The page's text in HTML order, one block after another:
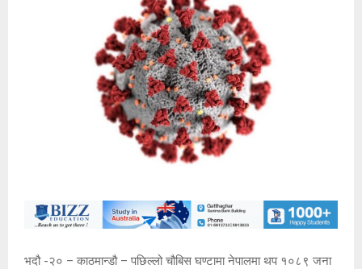
भदौ -२० – काठमान्डौ – पछिल्लो चौबिस घण्टामा नेपालमा थप १०८९ जना